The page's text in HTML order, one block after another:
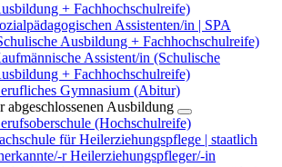
+ Fachhochschulreife)
Assistenten/in | SPA
Ausbildung + Fachhochschulreife)
Assistent/in (Schulische
+ Fachhochschulreife)
Gymnasium (Abitur)
abgeschlossenen Ausbildung
(Hochschulreife)
für Heilerziehungspflege | staatlich
r Heilerziehungspfleger/-in